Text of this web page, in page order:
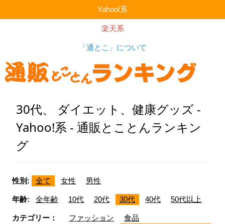
Yahoo!系
楽天系
「通とこ」について
30代、 ダイエット、健康グッズ -
Yahoo!系 - 通販とことんランキン
グ
性別: 全て 女性 男性
年齢: 全年齢 10代 20代 30代 40代 50代以上
カテゴリー： ファッション
食品